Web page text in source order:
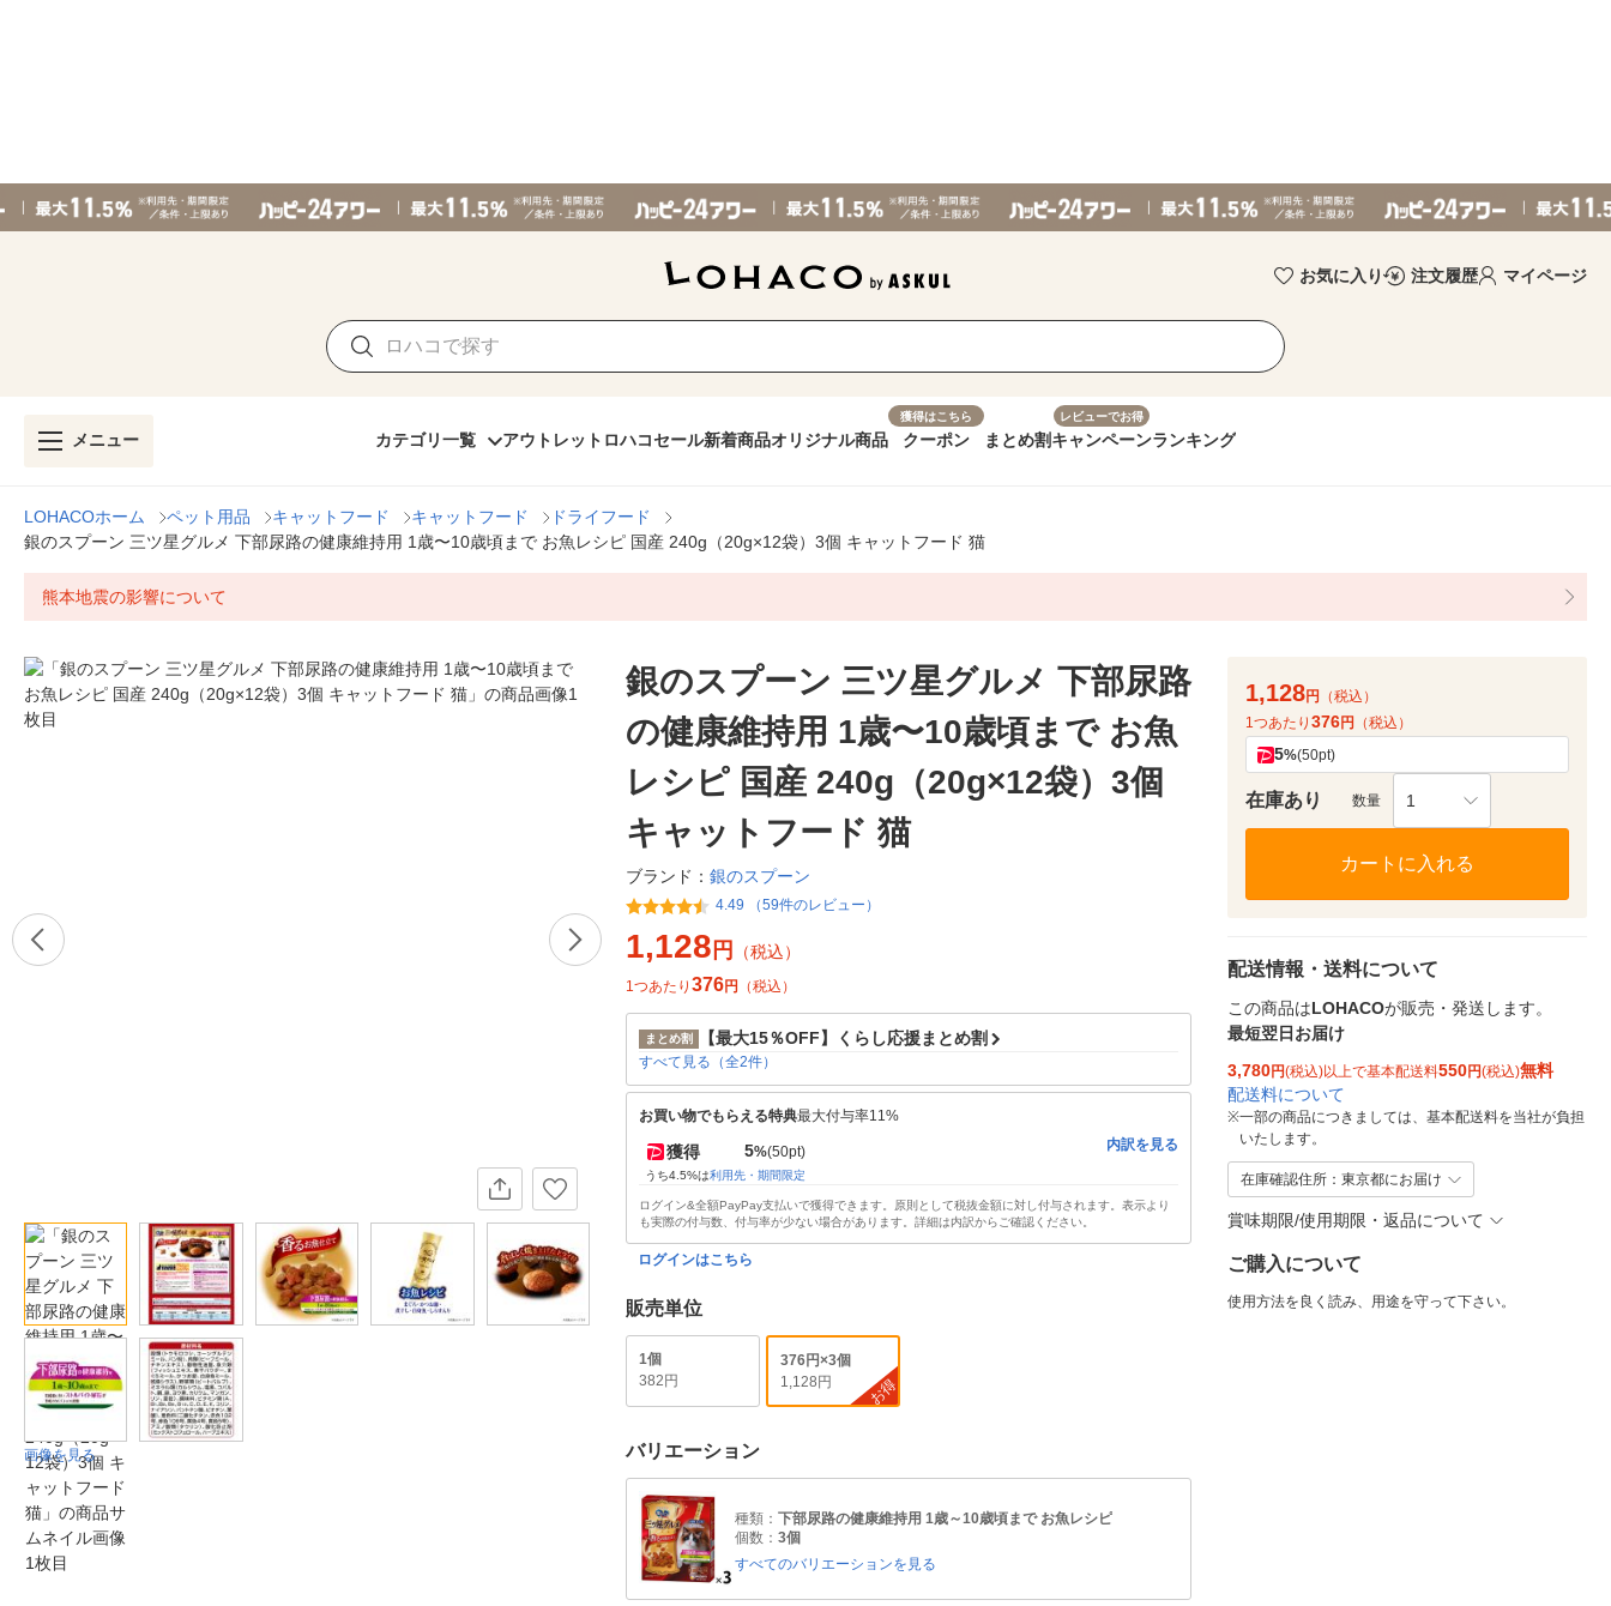
お気に入り 注文履歴 マイページ
メニュー カテゴリ一覧 アウトレット ロハコセール新着商品オリジナル商品
獲得はこちら
クーポン まとめ割
レビューでお得
キャンペーンランキング
LOHACOホーム ペット用品 キャットフード キャットフード
ドライフード
銀のスプーン 三ツ星グルメ 下部尿路の健康維持用 1歳〜10歳頃まで お魚レシピ 国産 240g（20g×12袋）3個 キャットフード 猫
熊本地震の影響について
画像を見る
銀のスプーン 三ツ星グルメ 下部尿路
の健康維持用 1歳〜10歳頃まで お魚
レシピ 国産 240g（20g×12袋）3個
キャットフード 猫
ブランド： 銀のスプーン
4.49 （59件のレビュー）
1,128 円 （税込）
1つあたり 376円 （税込）
まとめ割 【最大15％OFF】くらし応援まとめ割
すべて見る（全2件）
お買い物でもらえる特典最大付与率11%
獲得 5%(50pt)
うち4.5%は利用先・期間限定
内訳を見る
ログイン&全額PayPay支払いで獲得できます。原則として税抜金額に対し付与されます。表示より
も実際の付与数、付与率が少ない場合があります。詳細は内訳からご確認ください。
ログインはこちら
販売単位
1個
382円
376円×3個
1,128円
お得
バリエーション
種類： 下部尿路の健康維持用 1歳～10歳頃まで お魚レシピ
個数： 3個
すべてのバリエーションを見る
1,128円
（税込）
1つあたり 376円 （税込）
5%(50pt)
在庫あり 数量 1
カートに入れる
配送情報・送料について
この商品はLOHACOが販売・発送します。
最短翌日お届け
3,780円(税込)以上で基本配送料550円(税込)無料
配送料について
※一部の商品につきましては、基本配送料を当社が負担
いたします。
在庫確認住所：東京都にお届け
賞味期限/使用期限・返品について
ご購入について
使用方法を良く読み、用途を守って下さい。